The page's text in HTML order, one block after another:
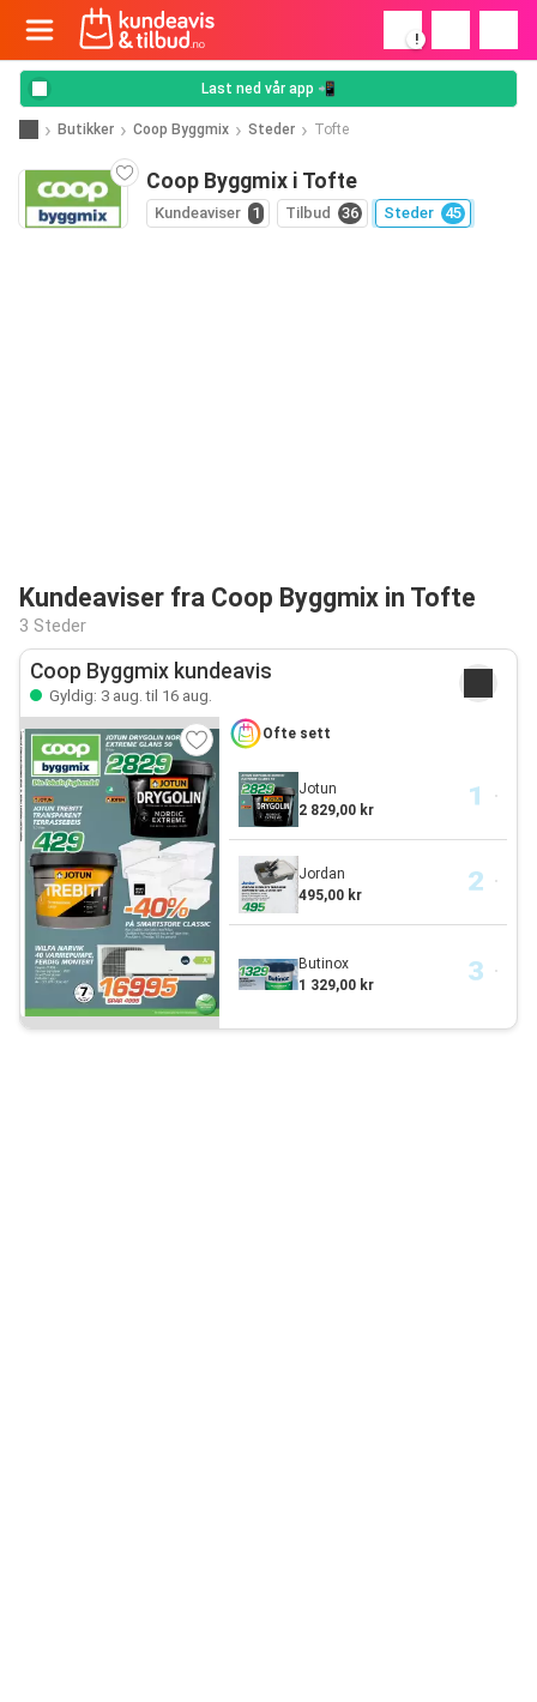
!
Last ned vår app 📲
Butikker Coop Byggmix Steder Tofte
Coop Byggmix i Tofte
Kundeaviser 1 Tilbud 36 Steder 45
Kundeaviser fra Coop Byggmix in Tofte
3 Steder
Coop Byggmix kundeavis
Gyldig: 3 aug. til 16 aug.
Ofte sett
Jotun
2 829,00 kr
Jordan
495,00 kr
Butinox
1 329,00 kr